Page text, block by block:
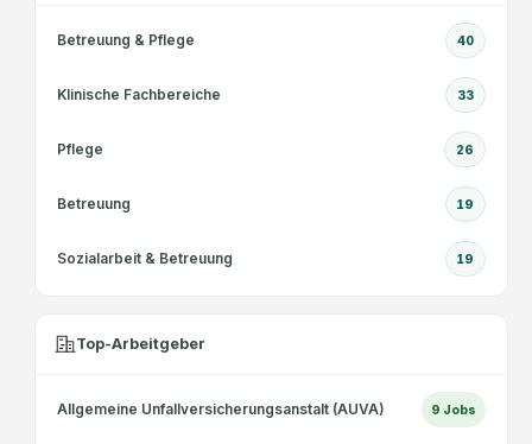
Betreuung & Pflege 40
Klinische Fachbereiche 33
Pflege 26
Betreuung 19
Sozialarbeit & Betreuung 19
Top-Arbeitgeber
Allgemeine Unfallversicherungsanstalt (AUVA) 9 Jobs